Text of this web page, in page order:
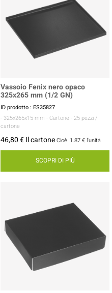
Vassoio Fenix nero opaco
325x265 mm (1/2 GN)
ID prodotto : ES35827
- 325x265x15 mm - Cartone - 25 pezzi /
cartone
46,80 € Il cartoneCioè 1.87 € l'unità
SCOPRI DI PIÙ